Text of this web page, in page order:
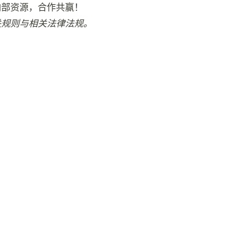
资源，合作共赢！
则与相关法律法规。